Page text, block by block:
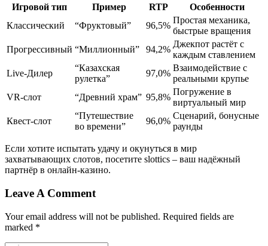
Игровой тип Пример RTP
Особенности
Классический
“Фруктовый” 96,5%
Простая механика,
быстрые вращения
Прогрессивный “Миллионный” 94,2%
Джекпот растёт с
каждым ставлением
Live‑Дилер
“Казахская
рулетка”
97,0%
Взаимодействие с
реальными крупье
VR‑слот
“Древний храм” 95,8%
Погружение в
виртуальный мир
Квест‑слот
“Путешествие
во времени”
96,0%
Сценарий, бонусные
раунды
Если хотите испытать удачу и окунуться в мир
захватывающих слотов, посетите slottics – ваш надёжный
партнёр в онлайн‑казино.
Leave A Comment
Your email address will not be published. Required fields are
marked *